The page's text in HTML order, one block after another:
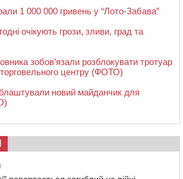
1 000 000 гривень у “Лото-Забава”
очікують грози, зливи, град та
зобов’язали розблокувати тротуар
центру (ФОТО)
новий майданчик для